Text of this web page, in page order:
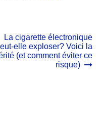
Article
suivant :
La cigarette électronique
elle exploser? Voici la
(et comment éviter ce
risque)